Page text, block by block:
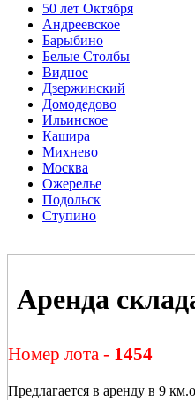
50 лет Октября
Андреевское
Барыбино
Белые Столбы
Видное
Дзержинский
Домодедово
Ильинское
Кашира
Михнево
Москва
Ожерелье
Подольск
Ступино
Аренда
Номер лота - 1454
Предлагается в аренду в 9